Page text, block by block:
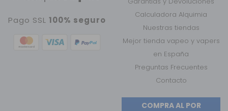
Pago SSL100% seguro
Calculadora Alquimia
Nuestras tiendas
Mejor tienda vapeo y vapers
en España
Preguntas Frecuentes
Contacto
COMPRA AL POR